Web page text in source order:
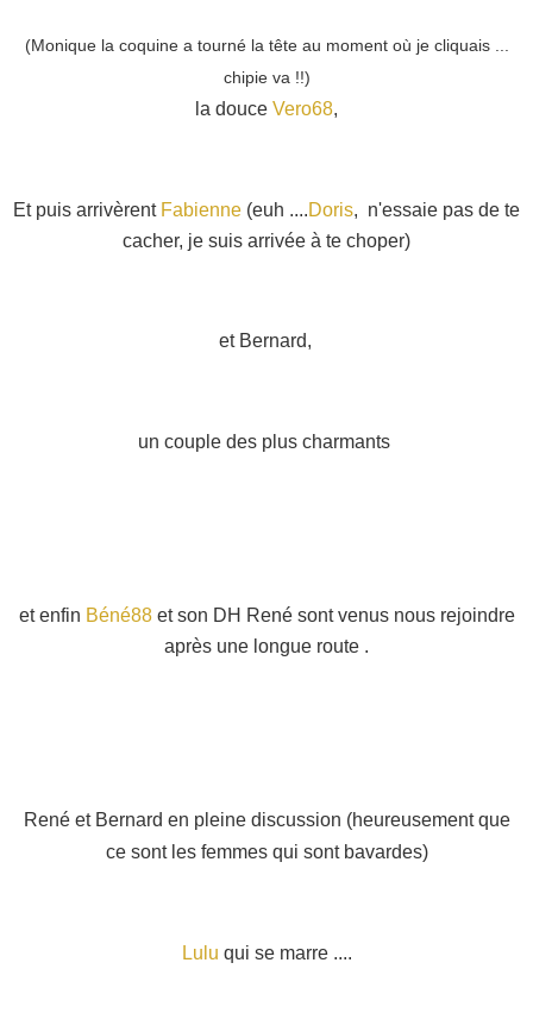
(Monique la coquine a tourné la tête au moment où je cliquais ...
chipie va !!)
la douce Vero68,
Et puis arrivèrentFabienne (euh ....Doris, n'essaie pas de te
cacher, je suis arrivée à te choper)
et Bernard,
un couple des plus charmants
et enfin Béné88 et son DH René sont venus nous rejoindre
après une longue route .
René et Bernard en pleine discussion (heureusement que
ce sont les femmes qui sont bavardes)
Lulu qui se marre ....